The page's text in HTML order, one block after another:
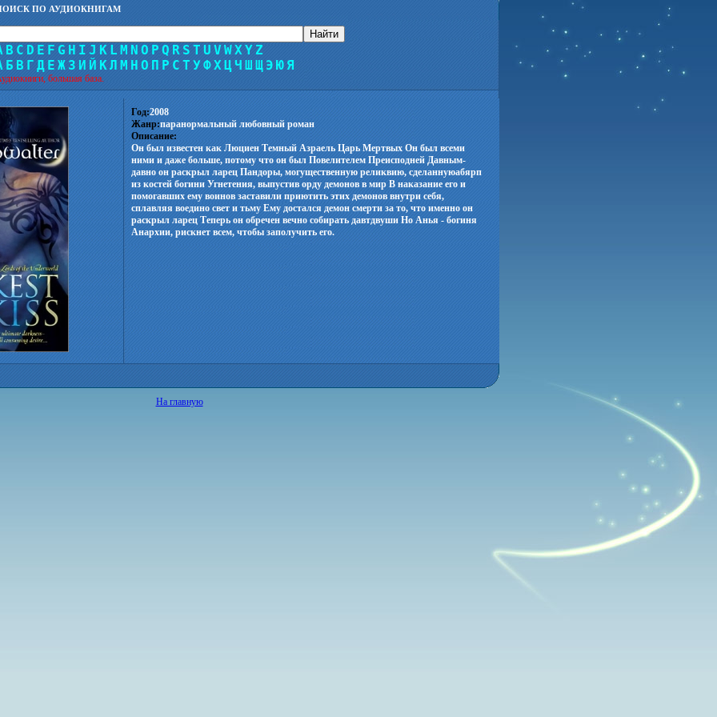
ПО АУДИОКНИГАМ
B C D E F G H I J K L M N O P Q R S T U V WXYZ
Б В Г Д Е Ж З И Й КЛ М Н О П Р С Т УФХ ЦЧ Ш Щ Э ЮЯ
большая база.
Год:2008
Жанр:паранормальный любовный роман
Описание:
Он был известен как Люциен Темный Азраель Царь Мертвых Он был всеми
ними и даже больше, потому что он был Повелителем Преисподней Давным-
давно он раскрыл ларец Пандоры, могущественную реликвию, сделаннуюабярп
из костей богини Угнетения, выпустив орду демонов в мир В наказание его и
помогавших ему воинов заставили приютить этих демонов внутри себя,
сплавляя воедино свет и тьму Ему достался демон смерти за то, что именно он
раскрыл ларец Теперь он обречен вечно собирать давтдвуши Но Анья - богиня
Анархии, рискнет всем, чтобы заполучить его.
На главную